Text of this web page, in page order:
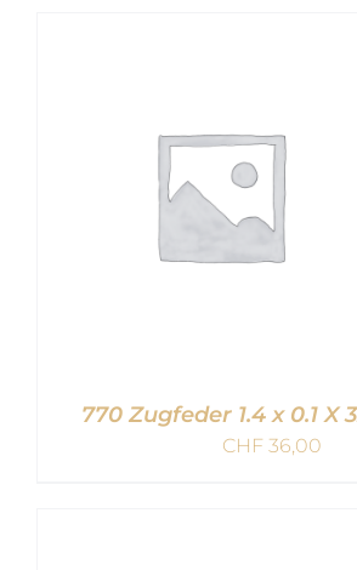
770 Zugfeder 1.4 x 0.1 X
CHF 36,00